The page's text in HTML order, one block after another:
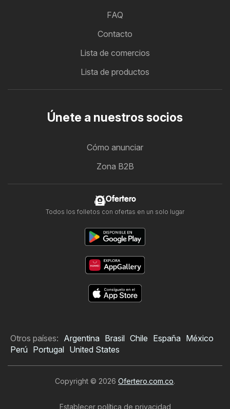
FAQ
Contacto
Lista de comercios
Lista de productos
Únete a nuestros socios
Cómo anunciar
Zona B2B
Ofertero
Todos los folletos con ofertas en un solo lugar
Otros países: Argentina Brasil Chile España México
Perú Portugal United States
Copyright © 2026 Ofertero.com.co.
Establecer política de privacidad